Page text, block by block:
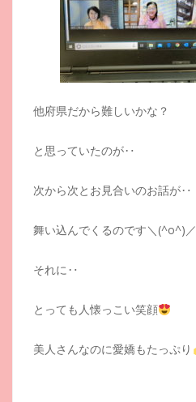
他府県だから難しいかな？
と思っていたのが‥
次から次とお見合いのお話が‥
舞い込んでくるのです＼(^o^)／
それに‥
とっても人懐っこい笑顔
美人さんなのに愛嬌もたっぷり